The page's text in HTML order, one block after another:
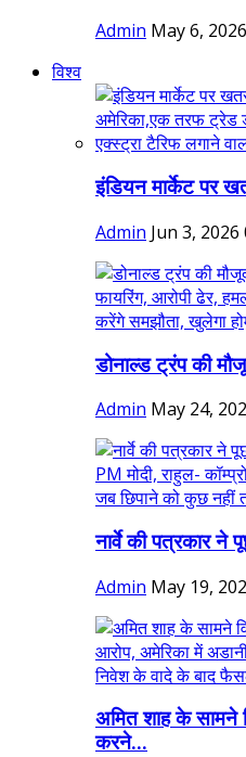
Admin May 6, 2026
विश्व
इंडियन मार्केट पर
Admin Jun 3, 2026
डोनाल्ड ट्रंप की
Admin May 24,
नार्वे की पत्रकार ने
Admin May 19,
अमित शाह के सामने
करने...